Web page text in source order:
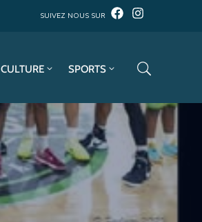
SUIVEZ NOUS SUR
CULTURE SPORTS